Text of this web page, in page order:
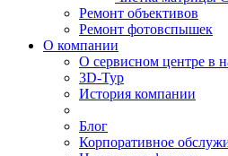
Ремонт объективов
Ремонт фотовспышек
О компании
О сервисном центре в
3D-Тур
История компании
Блог
Корпоративное